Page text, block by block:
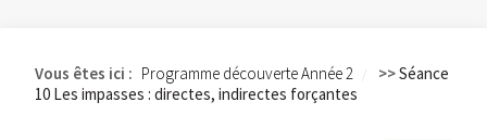
Vous êtes ici : Programme découverte Année 2 >>Séance
10 Les impasses : directes, indirectes forçantes